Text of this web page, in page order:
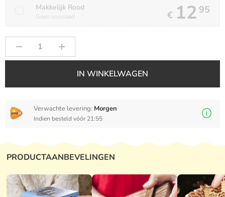
PRODUCTAANBEVELINGEN
Makkelijk Rood
Geen voorraad € 12 95
IN WINKELWAGEN
Verwachte levering: Morgen
Indien besteld vóór 21:55